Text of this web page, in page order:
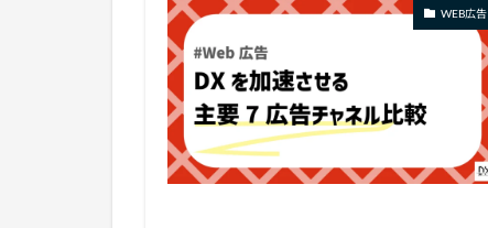
WEB広告